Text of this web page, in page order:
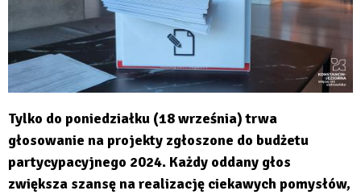
Tylko do poniedziałku (18 września) trwa
głosowanie na projekty zgłoszone do budżetu
partycypacyjnego 2024. Każdy oddany głos
zwiększa szansę na realizację ciekawych pomysłów,